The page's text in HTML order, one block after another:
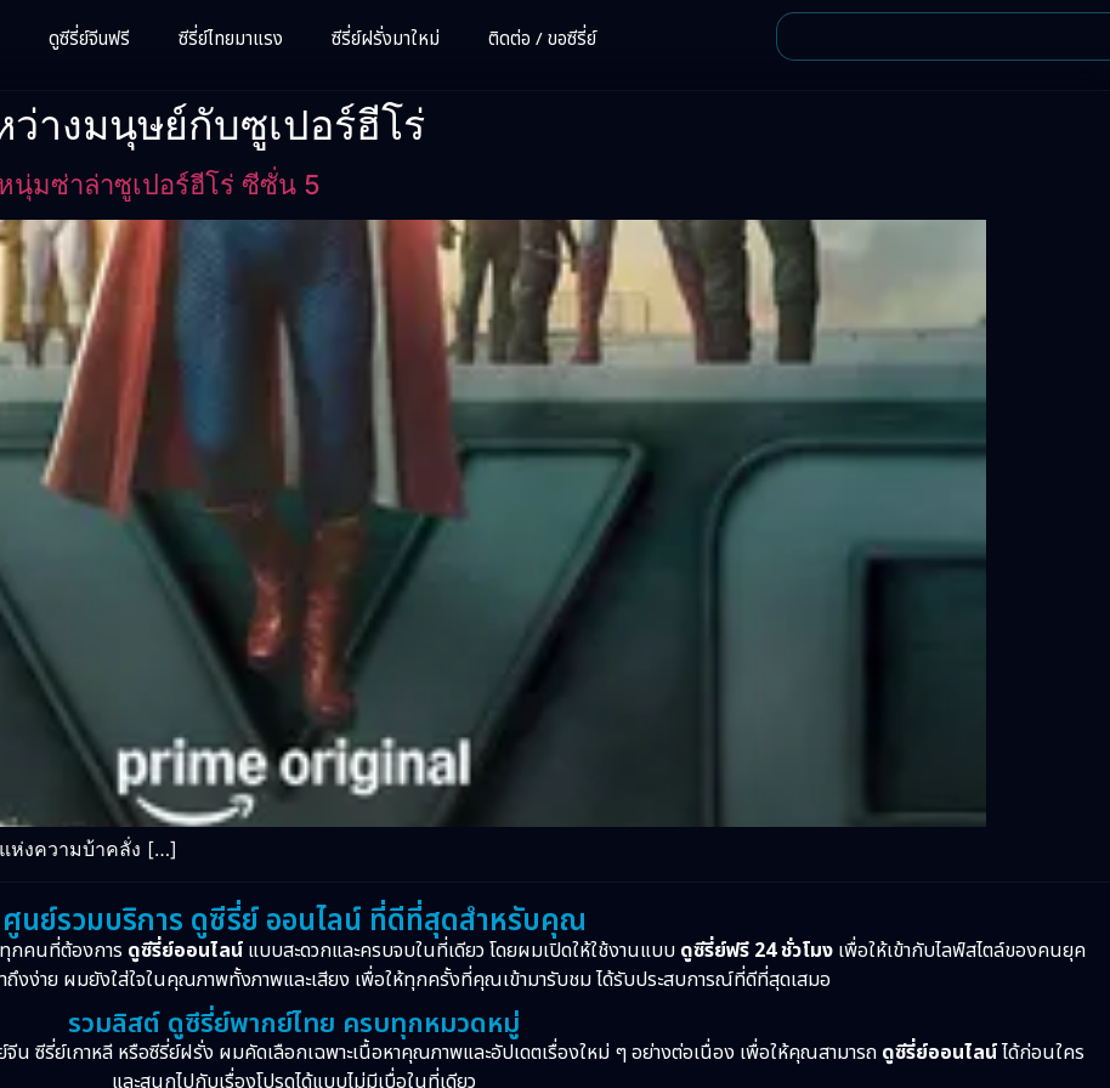
ดูซีรี่ย์จีนฟรี ซีรี่ย์ไทยมาแรง ซีรี่ย์ฝรั่งมาใหม่ ติดต่อ / ขอซีรี่ย์
ว่างมนุษย์กับซูเปอร์ฮีโร่
นุ่มซ่าล่าซูเปอร์ฮีโร่ ซีซั่น 5
ห่งความบ้าคลั่ง […]
ศูนย์รวมบริการ ดูซีรี่ย์ ออนไลน์ ที่ดีที่สุดสำหรับคุณ
กคนที่ต้องการ ดูซีรี่ย์ออนไลน์แบบสะดวกและครบจบในที่เดียว โดยผมเปิดให้ใช้งานแบบ ดูซีรี่ย์ฟรี 24 ชั่วโมงเพื่อให้เข้ากับไลฟ์สไตล์ของคนยุค
าถึงง่าย ผมยังใส่ใจในคุณภาพทั้งภาพและเสียง เพื่อให้ทุกครั้งที่คุณเข้ามารับชม ได้รับประสบการณ์ที่ดีที่สุดเสมอ
รวมลิสต์ ดูซีรี่ย์พากย์ไทย ครบทุกหมวดหมู่
จีน ซีรี่ย์เกาหลี หรือซีรี่ย์ฝรั่ง ผมคัดเลือกเฉพาะเนื้อหาคุณภาพและอัปเดตเรื่องใหม่ ๆ อย่างต่อเนื่อง เพื่อให้คุณสามารถ ดูซีรี่ย์ออนไลน์ได้ก่อนใคร
และสนุกไปกับเรื่องโปรดได้แบบไม่มีเบื่อในที่เดียว